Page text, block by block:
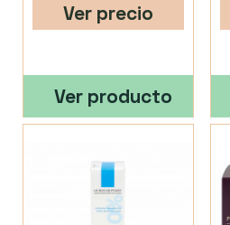
Ver precio
Ver producto